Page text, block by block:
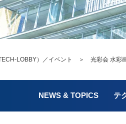
LOBBY）／イベント ＞ 光彩会 水彩
NEWS & TOPICS テ